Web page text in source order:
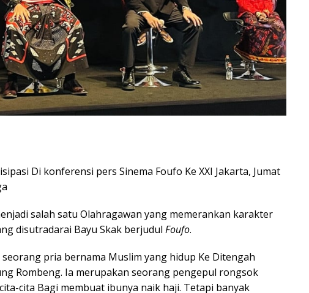
Di konferensi pers Sinema Foufo Ke XXI Jakarta, Jumat
salah satu Olahragawan yang memerankan karakter
disutradarai Bayu Skak berjudul Foufo.
pria bernama Muslim yang hidup Ke Ditengah
Rombeng. Ia merupakan seorang pengepul rongsok
cita Bagi membuat ibunya naik haji. Tetapi banyak